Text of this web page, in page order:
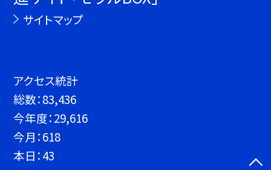
サイトマップ
アクセス統計
総数：83,436
今年度：29,616
今月：618
本日：43